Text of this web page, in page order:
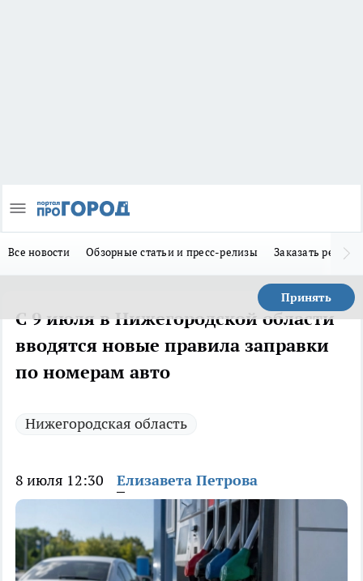
Все новости Обзорные статьи и пресс-релизы Заказать
Принять
С 9 июля в Нижегородской области
вводятся новые правила заправки
по номерам авто
Нижегородская область
8 июля 12:30 Елизавета Петрова